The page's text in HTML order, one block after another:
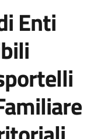
Enti